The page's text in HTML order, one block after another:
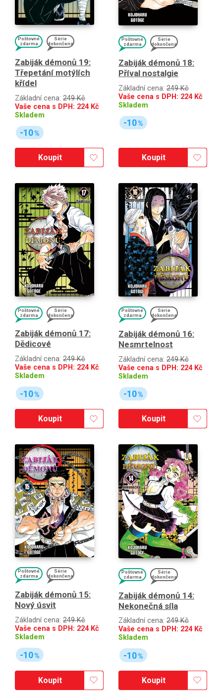
Poštovné
zdarma
Série
dokončena
Zabiják démonů 19:
Třepetání motýlích
křídel
Základní cena: 249 Kč
Vaše cena s DPH: 224Kč
Skladem
-10%
Koupit
Poštovné
zdarma
Série
dokončena
Zabiják démonů 18:
Příval nostalgie
Základní cena: 249 Kč
Vaše cena s DPH: 224Kč
Skladem
-10%
Koupit
Poštovné
zdarma
Série
dokončena
Zabiják démonů 17:
Dědicové
Základní cena: 249 Kč
Vaše cena s DPH: 224Kč
Skladem
-10%
Koupit
Poštovné
zdarma
Série
dokončena
Zabiják démonů 16:
Nesmrtelnost
Základní cena: 249 Kč
Vaše cena s DPH: 224Kč
Skladem
-10%
Koupit
Poštovné
zdarma
Série
dokončena
Zabiják démonů 15:
Nový úsvit
Základní cena: 249 Kč
Vaše cena s DPH: 224Kč
Skladem
-10%
Koupit
Poštovné
zdarma
Série
dokončena
Zabiják démonů 14:
Nekonečná síla
Základní cena: 249 Kč
Vaše cena s DPH: 224Kč
Skladem
-10%
Koupit